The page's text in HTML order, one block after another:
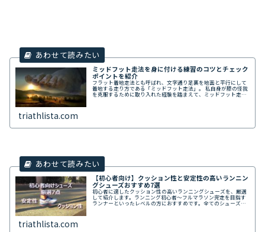
ミッドフット走法を身に付ける練習のコツとチェック
ポイントを紹介
フラット着地走法とも呼ばれ、文字通り足裏を地面と平行にして
着地する走り方である「ミッドフット走法」。 私自身が膝の怪我
を克服するために取り入れた経験を踏まえて、ミッドフット走法
triathlista.com
【初心者向け】クッション性と安定性の高いランニン
グシューズおすすめ7選
初心者に適したクッション性の高いランニングシューズを、厳選
して紹介します。ランニング初心者～フルマラソン完走を目指す
ランナーといったレベルの方におすすめです。全てのシューズに
triathlista.com